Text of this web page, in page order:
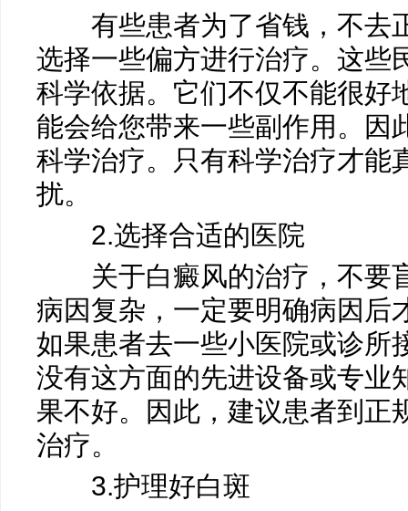
有些患者为了省钱，不去
选择一些偏方进行治疗。这些
科学依据。它们不仅不能很好
能会给您带来一些副作用。因
科学治疗。只有科学治疗才能
扰。
2.选择合适的医院
关于白癜风的治疗，不要
病因复杂，一定要明确病因后
如果患者去一些小医院或诊所
没有这方面的先进设备或专业
果不好。因此，建议患者到正
治疗。
3.护理好白斑
常州白癜风医院